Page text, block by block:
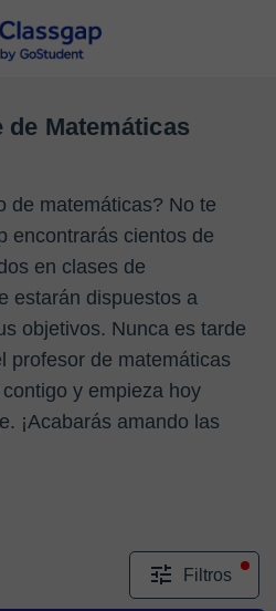
Matemáticas
de matemáticas? No te
encontrarás cientos de
en clases de
estarán dispuestos a
objetivos. Nunca es tarde
profesor de matemáticas
y empieza hoy
¡Acabarás amando las
Filtros